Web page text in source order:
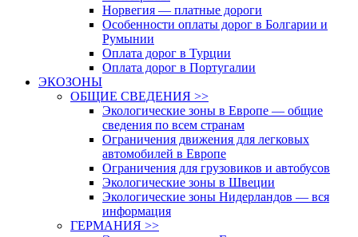
Норвегия — платные дороги
Особенности оплаты дорог в Болгарии и
Румынии
Оплата дорог в Турции
Оплата дорог в Португалии
ЭКОЗОНЫ
ОБЩИЕ СВЕДЕНИЯ >>
Экологические зоны в Европе — общие
сведения по всем странам
Ограничения движения для легковых
автомобилей в Европе
Ограничения для грузовиков и автобусов
Экологические зоны в Швеции
Экологические зоны Нидерландов — вся
информация
ГЕРМАНИЯ >>